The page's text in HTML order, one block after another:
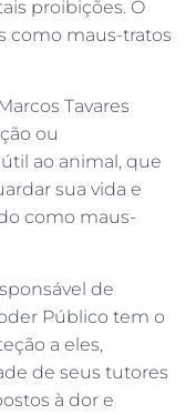
proibições. O
como maus-tratos
Tavares
ou
ao animal, que
sua vida e
como maus-
de
Público tem o
a eles,
de seus tutores
à dor e